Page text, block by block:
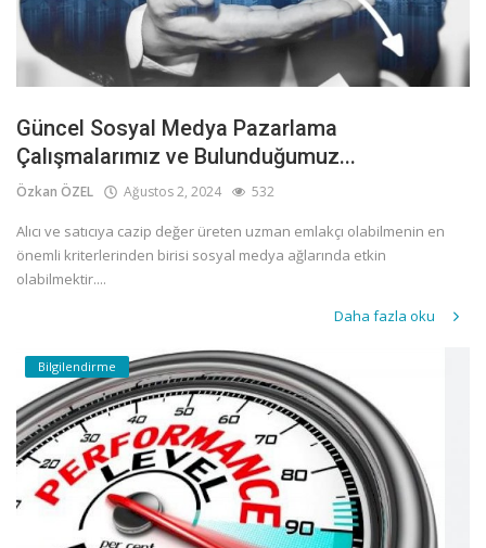
Güncel Sosyal Medya Pazarlama
Çalışmalarımız ve Bulunduğumuz...
Özkan ÖZEL Ağustos 2, 2024 532
Alıcı ve satıcıya cazip değer üreten uzman emlakçı olabilmenin en
önemli kriterlerinden birisi sosyal medya ağlarında etkin
olabilmektir....
Daha fazla oku
Bilgilendirme